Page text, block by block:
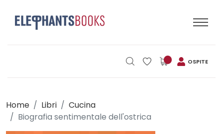
OSPITE
Home Libri
Cucina
Biografia sentimentale dell'ostrica